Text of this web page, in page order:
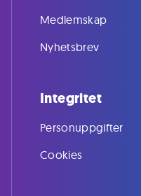
Medlemskap
Nyhetsbrev
Integritet
Personuppgifter
Cookies